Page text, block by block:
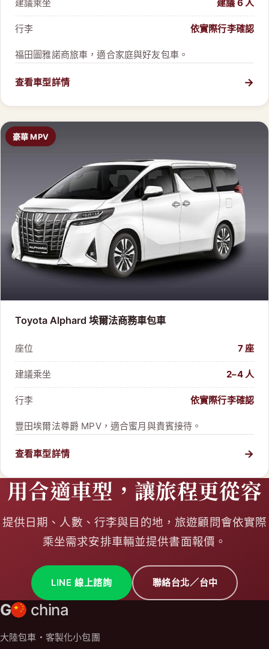
建議乘坐 建議 6 人
行李 依實際行李確認
福田圖雅諾商旅車，適合家庭與好友包車。
查看車型詳情 →
豪華 MPV
Toyota Alphard 埃爾法商務車包車
座位 7 座
建議乘坐 2–4 人
行李 依實際行李確認
豐田埃爾法尊爵 MPV，適合蜜月與貴賓接待。
查看車型詳情 →
用合適車型，讓旅程更從容
提供日期、人數、行李與目的地，旅遊顧問會依實際
乘坐需求安排車輛並提供書面報價。
LINE 線上諮詢 聯絡台北／台中
G china
大陸包車・客製化小包團